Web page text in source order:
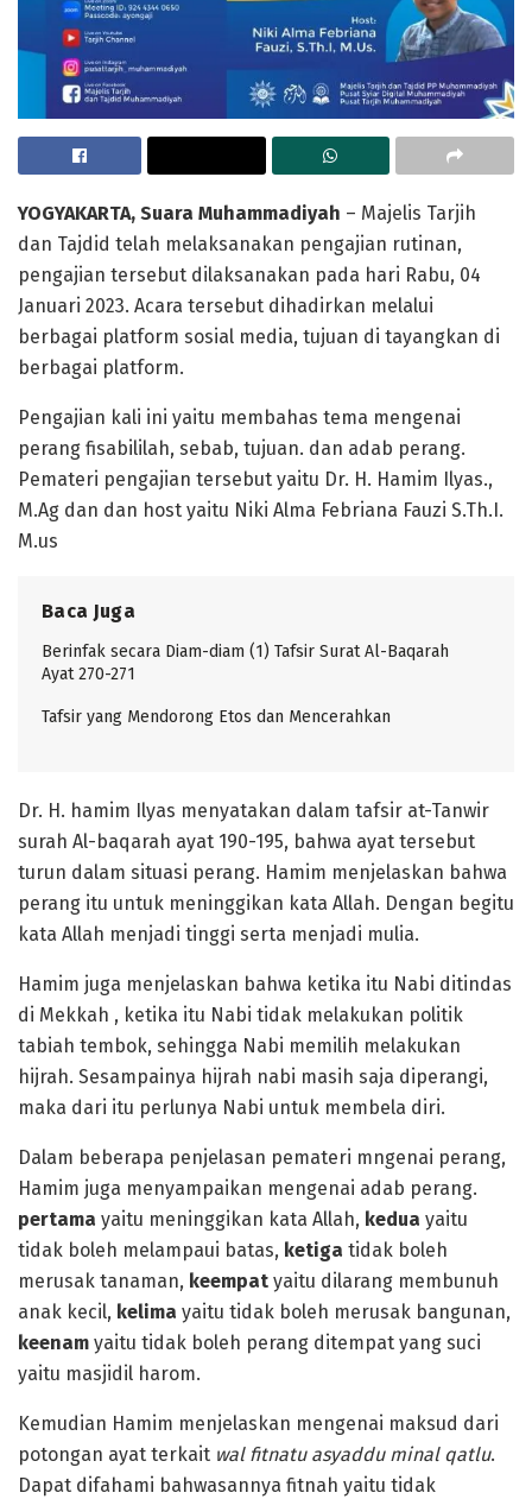
YOGYAKARTA, Suara Muhammadiyah – Majelis Tarjih
dan Tajdid telah melaksanakan pengajian rutinan,
pengajian tersebut dilaksanakan pada hari Rabu, 04
Januari 2023. Acara tersebut dihadirkan melalui
berbagai platform sosial media, tujuan di tayangkan di
berbagai platform.
Pengajian kali ini yaitu membahas tema mengenai
perang fisabililah, sebab, tujuan. dan adab perang.
Pemateri pengajian tersebut yaitu Dr. H. Hamim Ilyas.,
M.Ag dan dan host yaitu Niki Alma Febriana Fauzi S.Th.I.
M.us
Baca Juga
Berinfak secara Diam-diam (1) Tafsir Surat Al-Baqarah
Ayat 270-271
Tafsir yang Mendorong Etos dan Mencerahkan
Dr. H. hamim Ilyas menyatakan dalam tafsir at-Tanwir
surah Al-baqarah ayat 190-195, bahwa ayat tersebut
turun dalam situasi perang. Hamim menjelaskan bahwa
perang itu untuk meninggikan kata Allah. Dengan begitu
kata Allah menjadi tinggi serta menjadi mulia.
Hamim juga menjelaskan bahwa ketika itu Nabi ditindas
di Mekkah , ketika itu Nabi tidak melakukan politik
tabiah tembok, sehingga Nabi memilih melakukan
hijrah. Sesampainya hijrah nabi masih saja diperangi,
maka dari itu perlunya Nabi untuk membela diri.
Dalam beberapa penjelasan pemateri mngenai perang,
Hamim juga menyampaikan mengenai adab perang.
pertama yaitu meninggikan kata Allah, kedua yaitu
tidak boleh melampaui batas, ketiga tidak boleh
merusak tanaman, keempat yaitu dilarang membunuh
anak kecil, kelima yaitu tidak boleh merusak bangunan,
keenam yaitu tidak boleh perang ditempat yang suci
yaitu masjidil harom.
Kemudian Hamim menjelaskan mengenai maksud dari
potongan ayat terkait wal fitnatu asyaddu minal qatlu.
Dapat difahami bahwasannya fitnah yaitu tidak